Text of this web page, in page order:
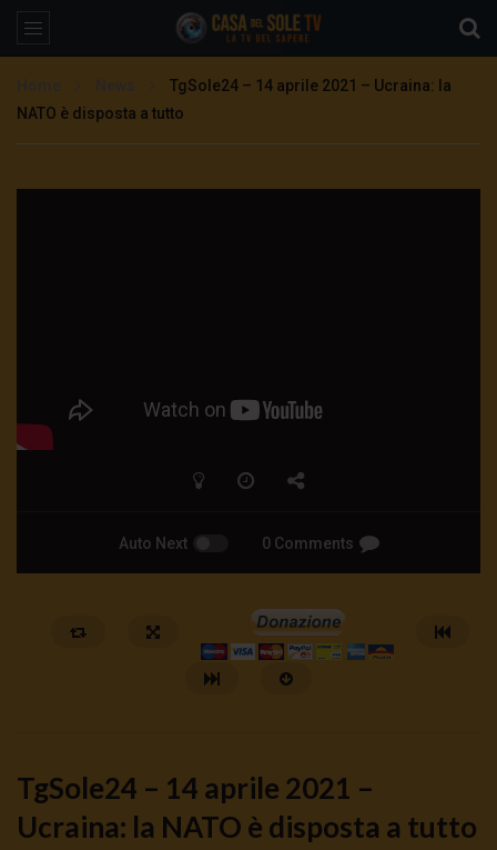
TgSole24 – 14 aprile 2021 – Ucraina: la
NATO è disposta a tutto
Auto Next 0 Comments
TgSole24 – 14 aprile 2021 –
Ucraina: la NATO è disposta a tutto